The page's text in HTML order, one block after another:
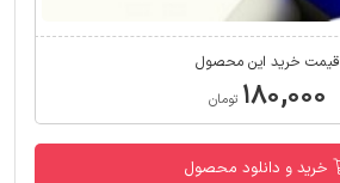
قیمت خرید این محصول
۱۸۰,۰۰۰ تومان
خرید و دانلود محصول